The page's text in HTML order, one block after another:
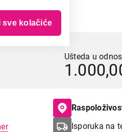
sve kolačiće
Ušteda u
Isporuka na